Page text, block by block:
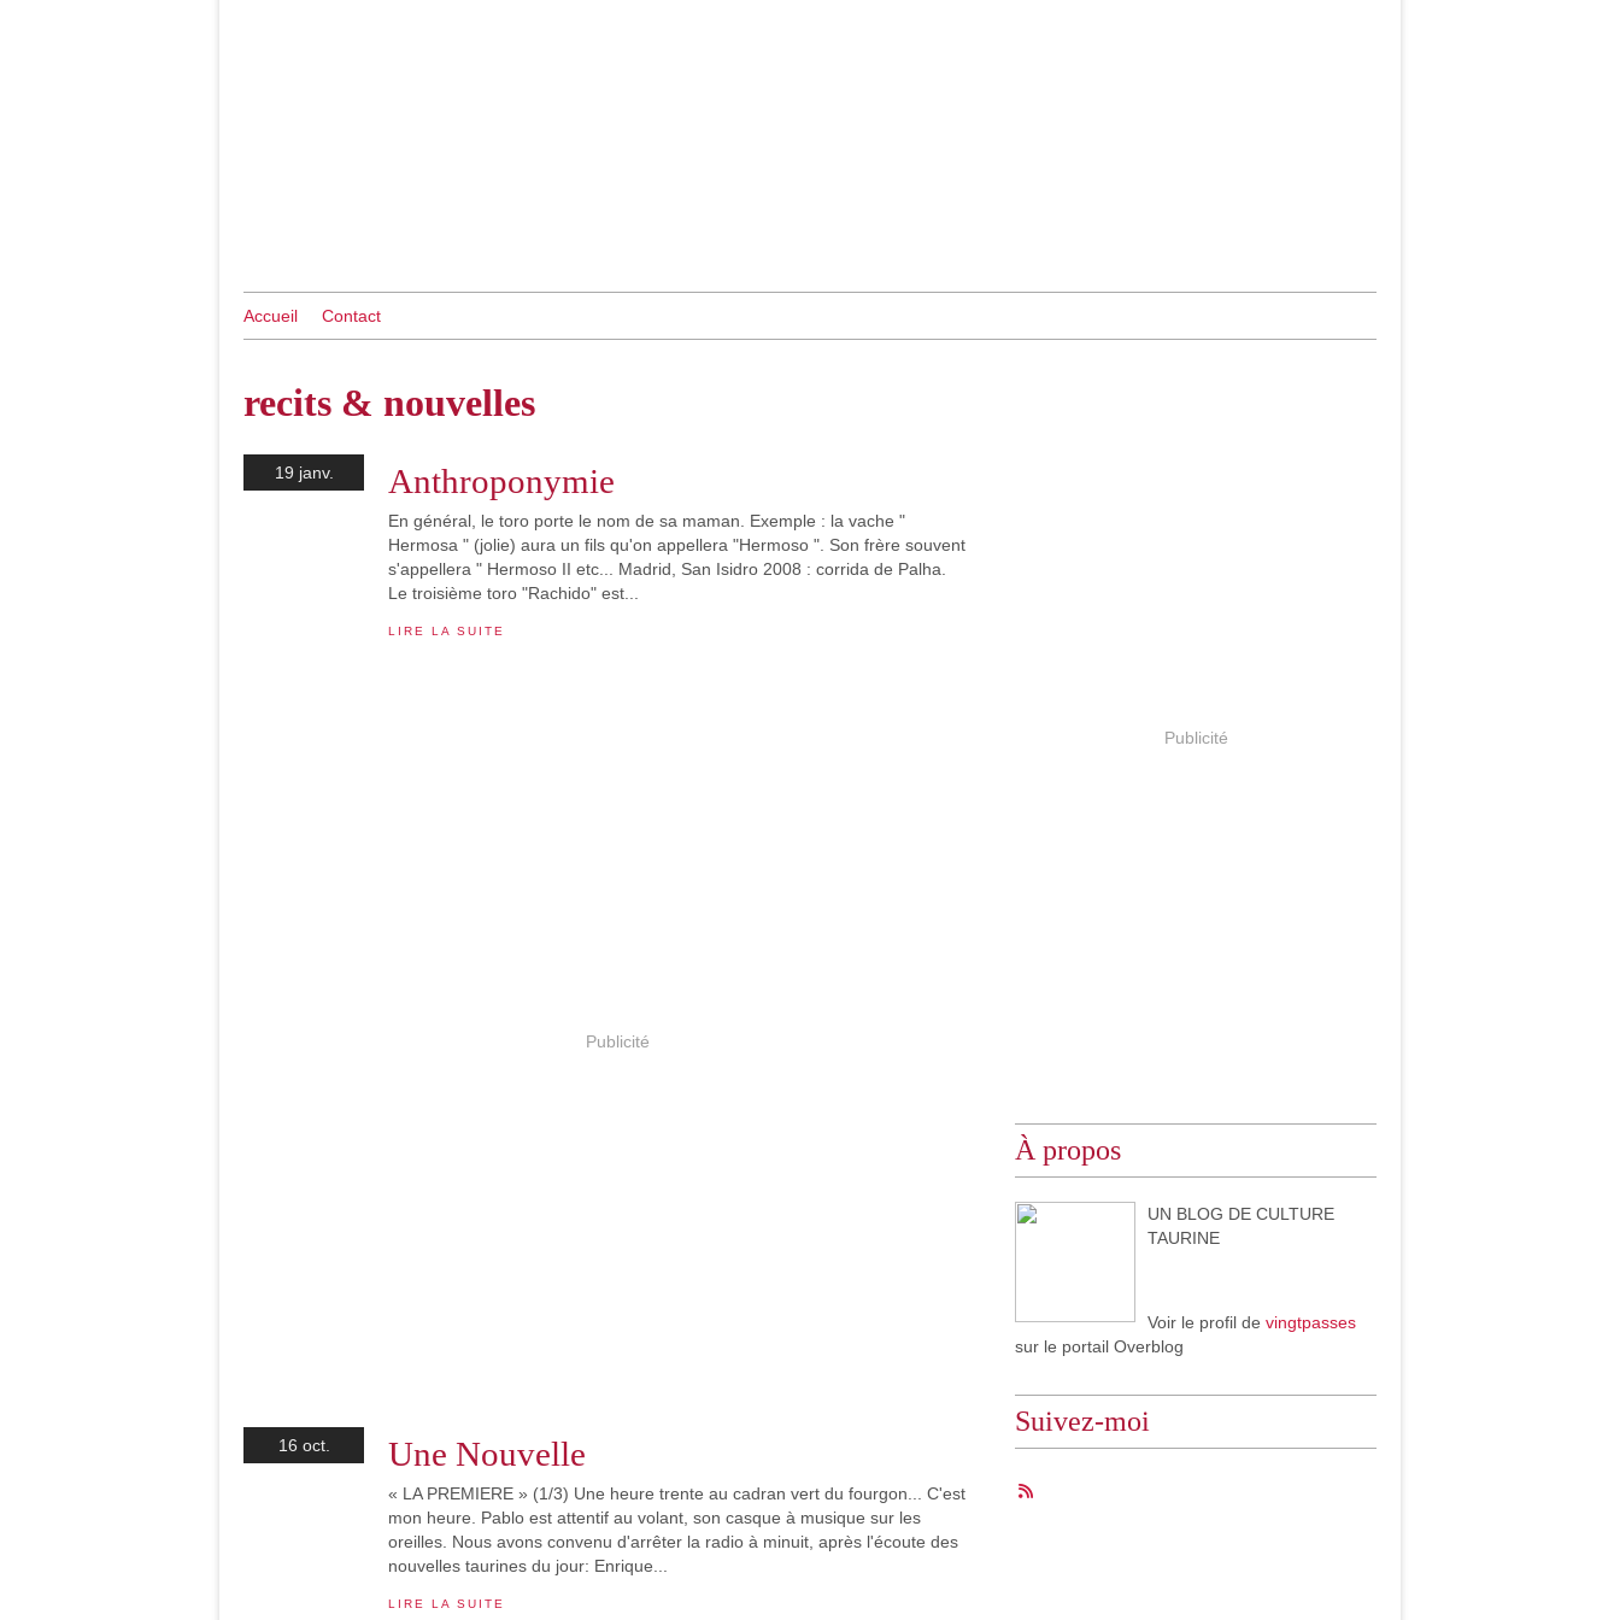
Accueil Contact
recits & nouvelles
19 janv. Anthroponymie
En général, le toro porte le nom de sa maman. Exemple : la vache "
Hermosa " (jolie) aura un fils qu'on appellera "Hermoso ". Son frère souvent
s'appellera " Hermoso II etc... Madrid, San Isidro 2008 : corrida de Palha.
Le troisième toro "Rachido" est...
LIRE LA SUITE
Publicité
16 oct. Une Nouvelle
« LA PREMIERE » (1/3) Une heure trente au cadran vert du fourgon... C'est
mon heure. Pablo est attentif au volant, son casque à musique sur les
oreilles. Nous avons convenu d'arrêter la radio à minuit, après l'écoute des
nouvelles taurines du jour: Enrique...
LIRE LA SUITE
Publicité
À propos
UN BLOG DE CULTURE
TAURINE
Voir le profil de vingtpasses
sur le portail Overblog
Suivez-moi